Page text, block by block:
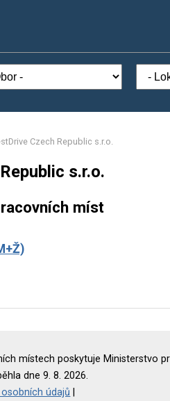
Czech Republic s.r.o.
s.r.o.
míst
místech poskytuje Ministerstvo
dne 9. 8. 2026.
údajů